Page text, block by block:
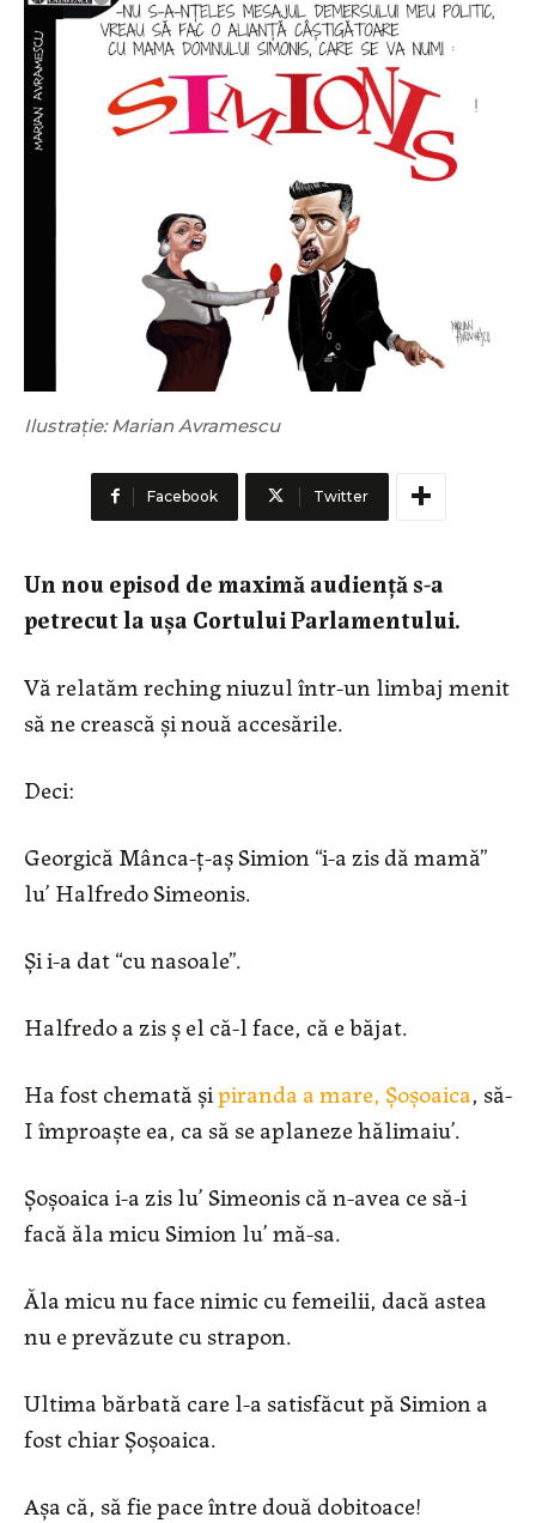
Ilustrație: Marian Avramescu
Facebook Twitter
Un nou episod de maximă audiență s-a
petrecut la ușa Cortului Parlamentului.
Vă relatăm reching niuzul într-un limbaj menit
să ne crească și nouă accesările.
Deci:
Georgică Mânca-ț-aș Simion “i-a zis dă mamă”
lu’ Halfredo Simeonis.
Și i-a dat “cu nasoale”.
Halfredo a zis ș el că-l face, că e băjat.
Ha fost chemată șipiranda a mare, Șoșoaica, să-
I împroaște ea, ca să se aplaneze hălimaiu’.
Șoșoaica i-a zis lu’ Simeonis că n-avea ce să-i
facă ăla micu Simion lu’ mă-sa.
Ăla micu nu face nimic cu femeilii, dacă astea
nu e prevăzute cu strapon.
Ultima bărbată care l-a satisfăcut pă Simion a
fost chiar Șoșoaica.
Așa că, să fie pace între două dobitoace!